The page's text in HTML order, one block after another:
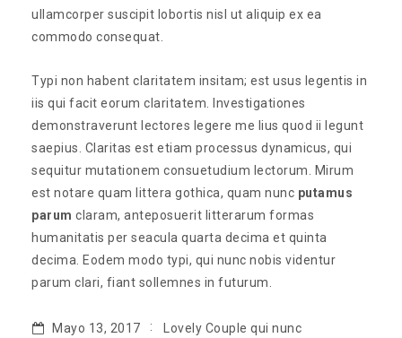
ullamcorper suscipit lobortis nisl ut aliquip ex ea
commodo consequat.
Typi non habent claritatem insitam; est usus legentis in
iis qui facit eorum claritatem. Investigationes
demonstraverunt lectores legere me lius quod ii legunt
saepius. Claritas est etiam processus dynamicus, qui
sequitur mutationem consuetudium lectorum. Mirum
est notare quam littera gothica, quam nunc putamus
parum claram, anteposuerit litterarum formas
humanitatis per seacula quarta decima et quinta
decima. Eodem modo typi, qui nunc nobis videntur
parum clari, fiant sollemnes in futurum.
Mayo 13, 2017 Lovely Couple qui nunc